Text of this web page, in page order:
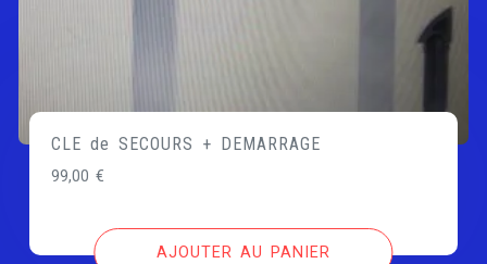
CLE de SECOURS + DEMARRAGE
99,00€
AJOUTER AU PANIER